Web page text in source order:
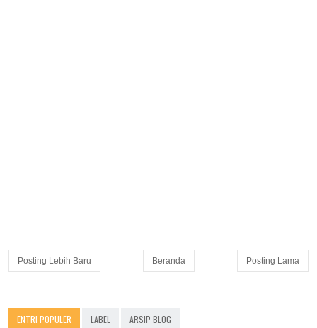
Posting Lebih Baru Posting Lama
Beranda
ENTRI POPULER LABEL ARSIP BLOG